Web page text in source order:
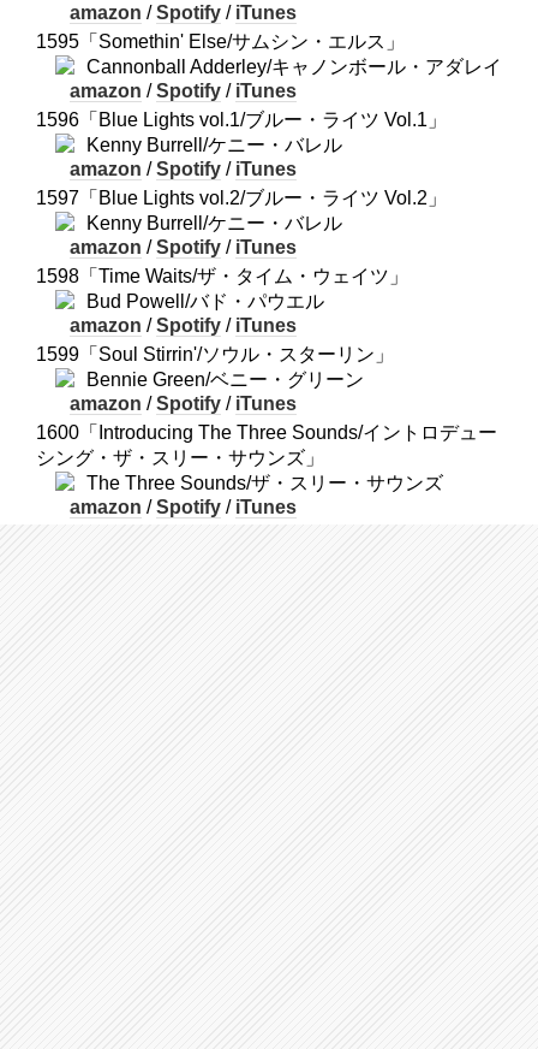
amazon /Spotify / iTunes
1595「Somethin' Else/サムシン・エルス」
Cannonball Adderley/キャノンボール・アダレイ
amazon /Spotify / iTunes
1596「Blue Lights vol.1/ブルー・ライツ Vol.1」
Kenny Burrell/ケニー・バレル
amazon /Spotify / iTunes
1597「Blue Lights vol.2/ブルー・ライツ Vol.2」
Kenny Burrell/ケニー・バレル
amazon /Spotify / iTunes
1598「Time Waits/ザ・タイム・ウェイツ」
Bud Powell/バド・パウエル
amazon /Spotify / iTunes
1599「Soul Stirrin'/ソウル・スターリン」
Bennie Green/ベニー・グリーン
amazon /Spotify / iTunes
1600「Introducing The Three Sounds/イントロデュー
シング・ザ・スリー・サウンズ」
The Three Sounds/ザ・スリー・サウンズ
amazon /Spotify / iTunes